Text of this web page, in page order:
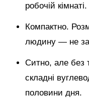
робочій кімнаті.
Компактно.
людину — не
Ситно, але без
складні
половини дня.